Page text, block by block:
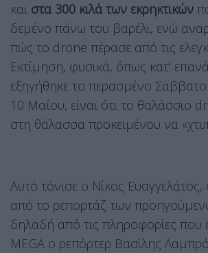
και στα 300 κιλά των εκρηκτικών
δεμένο πάνω του βαρέλι, ενώ
πώς το drone πέρασε από τις
Εκτίμηση, φυσικά, όπως κατ’
εξηγήθηκε το περασμένο
10 Μαΐου, είναι ότι το θαλάσσιο
στη θάλασσα προκειμένου να
Αυτό τόνισε ο Νίκος
από το ρεπορτάζ των
δηλαδή από τις πληροφορίες που
MEGA ο ρεπόρτερ Βασίλης